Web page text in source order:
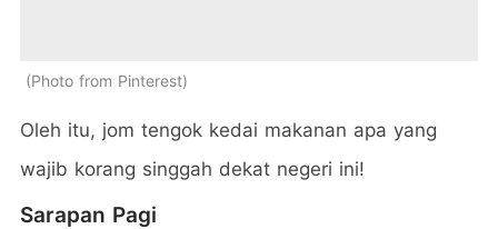
Photo from Pinterest
Oleh itu, jom tengok kedai makanan apa yang
wajib korang singgah dekat negeri ini!
Sarapan Pagi